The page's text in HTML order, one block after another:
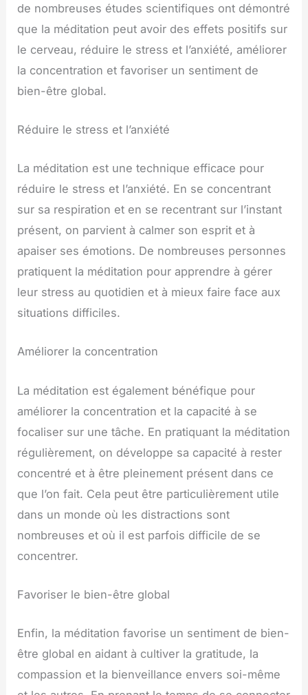
de nombreuses études scientifiques ont démontré
que la méditation peut avoir des effets positifs sur
le cerveau, réduire le stress et l’anxiété, améliorer
la concentration et favoriser un sentiment de
bien-être global.
Réduire le stress et l’anxiété
La méditation est une technique efficace pour
réduire le stress et l’anxiété. En se concentrant
sur sa respiration et en se recentrant sur l’instant
présent, on parvient à calmer son esprit et à
apaiser ses émotions. De nombreuses personnes
pratiquent la méditation pour apprendre à gérer
leur stress au quotidien et à mieux faire face aux
situations difficiles.
Améliorer la concentration
La méditation est également bénéfique pour
améliorer la concentration et la capacité à se
focaliser sur une tâche. En pratiquant la méditation
régulièrement, on développe sa capacité à rester
concentré et à être pleinement présent dans ce
que l’on fait. Cela peut être particulièrement utile
dans un monde où les distractions sont
nombreuses et où il est parfois difficile de se
concentrer.
Favoriser le bien-être global
Enfin, la méditation favorise un sentiment de bien-
être global en aidant à cultiver la gratitude, la
compassion et la bienveillance envers soi-même